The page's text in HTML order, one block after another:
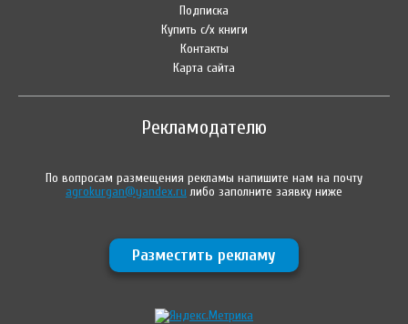
Подписка
Купить с/х книги
Контакты
Карта сайта
Рекламодателю
По вопросам размещения рекламы напишите нам на почту
agrokurgan@yandex.ru либо заполните заявку ниже
Разместить рекламу